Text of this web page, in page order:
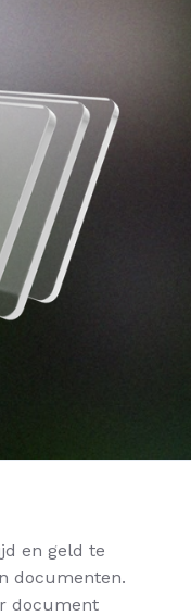
en geld te
documenten.
document